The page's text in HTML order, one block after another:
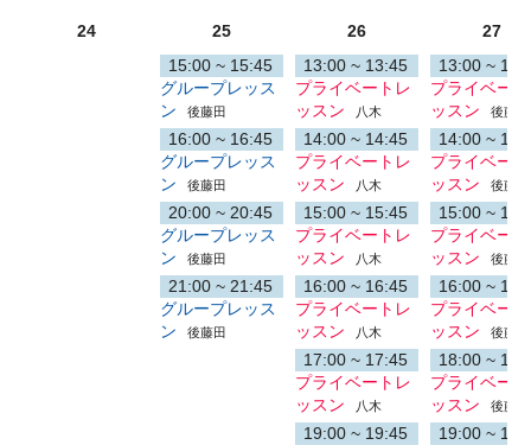
24
25
15:00 ~ 15:45
グループレッス
ン
後藤田
16:00 ~ 16:45
グループレッス
ン
後藤田
20:00 ~ 20:45
グループレッス
ン
後藤田
21:00 ~ 21:45
グループレッス
ン
後藤田
26
13:00 ~ 13:45
プライベートレ
ッスン
八木
14:00 ~ 14:45
プライベートレ
ッスン
八木
15:00 ~ 15:45
プライベートレ
ッスン
八木
16:00 ~ 16:45
プライベートレ
ッスン
八木
17:00 ~ 17:45
プライベートレ
ッスン
八木
19:00 ~ 19:45
27
13:00 ~
プライベー
ッスン
後藤田
14:00 ~
プライベー
ッスン
後藤田
15:00 ~
プライベー
ッスン
後藤田
16:00 ~
プライベー
ッスン
後藤田
18:00 ~
プライベー
ッスン
後藤田
19:00 ~